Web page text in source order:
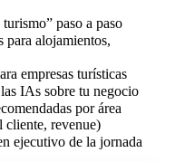
paso a paso
para alojamientos,
empresas turísticas
IAs sobre tu negocio
por área
cliente, revenue)
ejecutivo de la jornada